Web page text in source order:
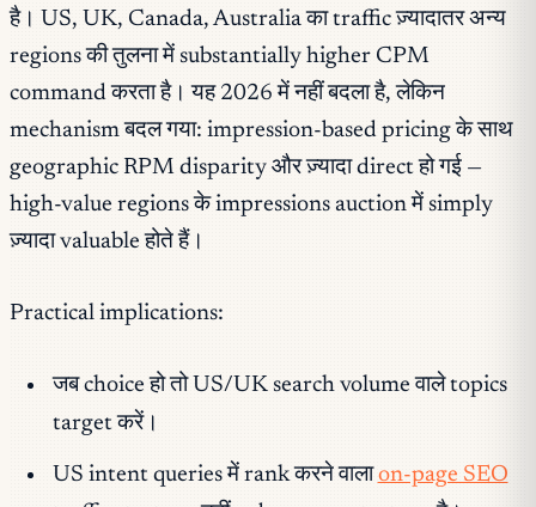
है। US, UK, Canada, Australia का traffic ज़्यादातर अन्य
regions की तुलना में substantially higher CPM
command करता है। यह 2026 में नहीं बदला है, लेकिन
mechanism बदल गया: impression-based pricing के साथ
geographic RPM disparity और ज़्यादा direct हो गई —
high-value regions के impressions auction में simply
ज़्यादा valuable होते हैं।
Practical implications:
जब choice हो तो US/UK search volume वाले topics
target करें।
US intent queries में rank करने वालाon-page SEO